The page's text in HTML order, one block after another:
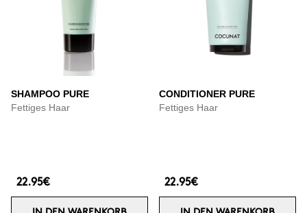
SHAMPOO PURE
Fettiges Haar
22.95€
CONDITIONER PURE
Fettiges Haar
22.95€